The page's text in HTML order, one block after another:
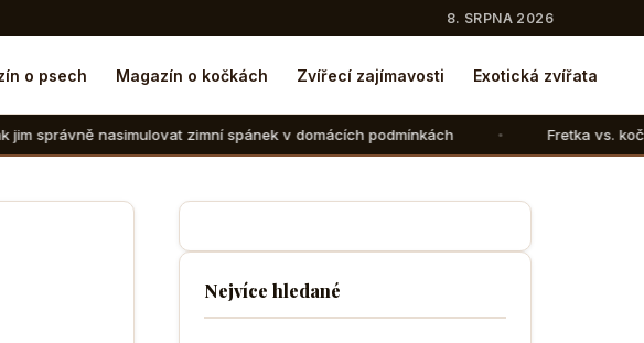
8. SRPNA 2026
o psech Magazín o kočkách Zvířecí zajímavosti Exotická zvířata
zimní spánek v domácích podmínkách Fretka vs. kočka: V čem se liší
Nejvíce hledané